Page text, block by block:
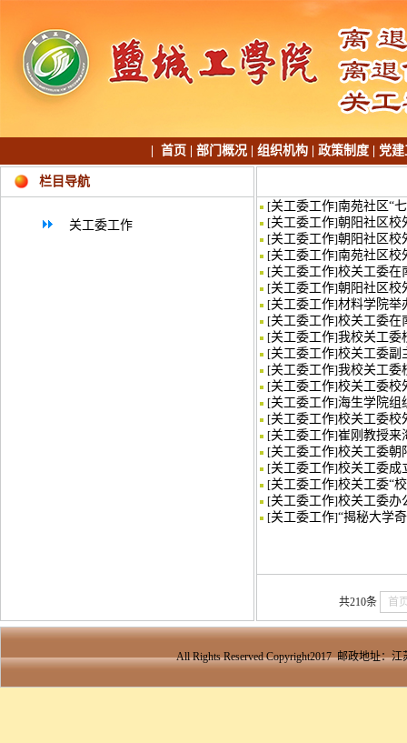
首页 部门概况| 组织机构| 政策制度| 党建
栏目导航
关工委工作
[关工委工作]南苑社区“
[关工委工作]朝阳社区校
[关工委工作]朝阳社区校
[关工委工作]南苑社区校
[关工委工作]校关工委在
[关工委工作]朝阳社区校
[关工委工作]材料学院举
[关工委工作]校关工委在
[关工委工作]我校关工委
[关工委工作]校关工委副
[关工委工作]我校关工委
[关工委工作]校关工委校
[关工委工作]海生学院组
[关工委工作]校关工委校
[关工委工作]崔刚教授来
[关工委工作]校关工委朝
[关工委工作]校关工委成
[关工委工作]校关工委“
[关工委工作]校关工委办
[关工委工作]“揭秘大学
共210条 首
All Rights Reserved Copyright2017 邮政地址：